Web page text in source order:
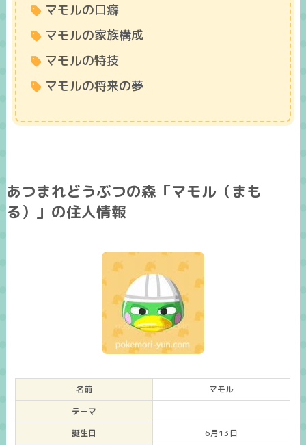
マモルの口癖
マモルの家族構成
マモルの特技
マモルの将来の夢
あつまれどうぶつの森「マモル（まも
る）」の住人情報
名前
マモル
テーマ
誕生日
6月13日